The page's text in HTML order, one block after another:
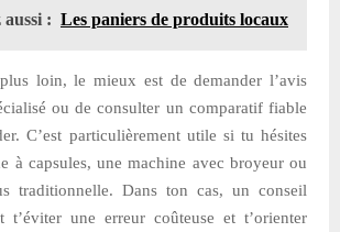
aussi : Les paniers de produits locaux
loin, le mieux est de demander l’avis
ou de consulter un comparatif fiable
C’est particulièrement utile si tu hésites
à capsules, une machine avec broyeur ou
traditionnelle. Dans ton cas, un conseil
t’éviter une erreur coûteuse et t’orienter